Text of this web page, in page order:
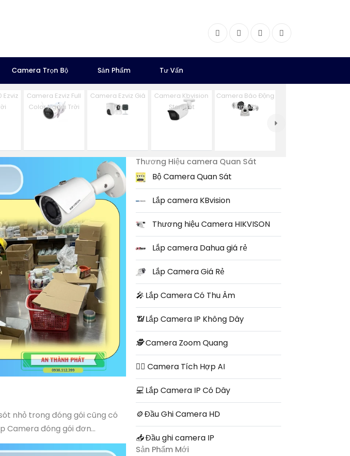
FacebookTwitter InstagramDribbble
Camera Trọn Bộ Sản Phẩm Tư Vấn
Ezviz
Camera Ezviz Full
Color Ngoài Trời
Camera Ezviz Giá
Rẻ
Camera Kbvision
Starlight
Camera Báo Động
Vantech
nhỏ trong đóng gói cũng có
Camera đóng gói đơn...
Thương Hiệu camera Quan Sát
Bộ Camera Quan Sát
Lắp camera KBvision
Thương hiệu Camera HIKVISON
Lắp camera Dahua giá rẻ
Lắp Camera Giá Rẻ
️🎤️ Lắp Camera Có Thu Âm
📶Lắp Camera IP Không Dây
🕵️Camera Zoom Quang
🧛‍♀️ Camera Tích Hợp AI
💻 Lắp Camera IP Có Dây
⚙️Đầu Ghi Camera HD
📥Đầu ghi camera IP
Sản Phẩm Mới